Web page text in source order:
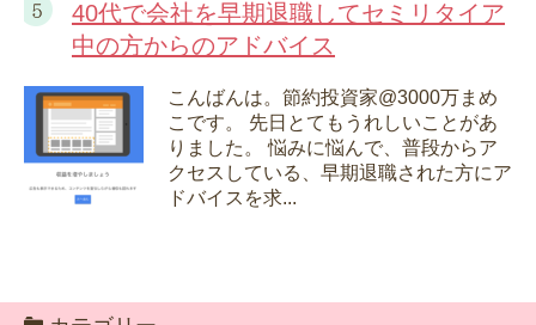
40代で会社を早期退職してセミリタイア
中の方からのアドバイス
こんばんは。節約投資家@3000万まめ
こです。 先日とてもうれしいことがあ
りました。 悩みに悩んで、普段からア
クセスしている、早期退職された方にア
ドバイスを求...